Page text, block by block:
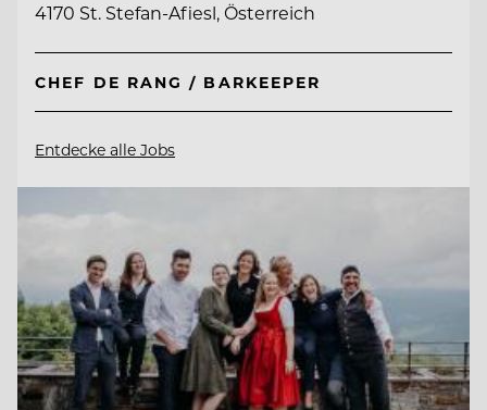
4170 St. Stefan-Afiesl, Österreich
CHEF DE RANG / BARKEEPER
Entdecke alle Jobs